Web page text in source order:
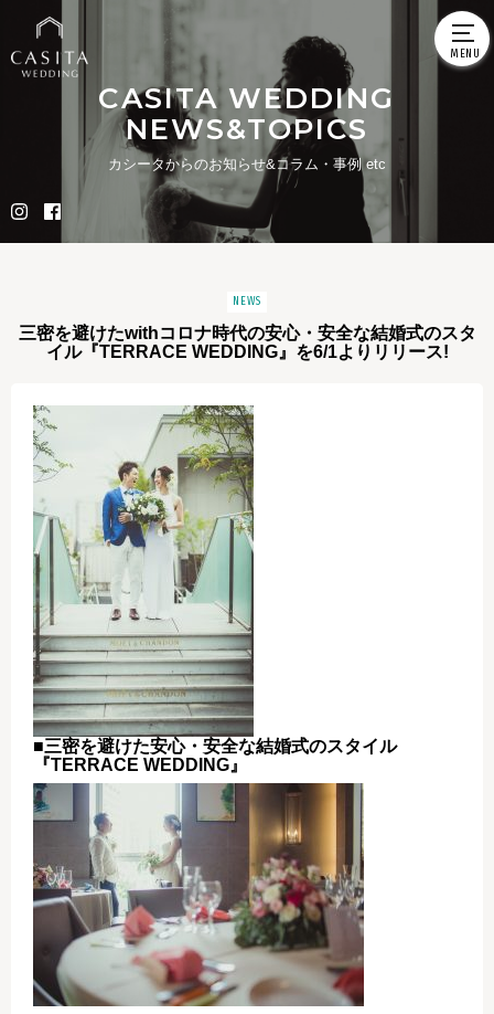
CASITA WEDDING
NEWS&TOPICS
カシータからのお知らせ&コラム・事例 etc
NEWS
三密を避けたwithコロナ時代の安心・安全な結婚式のスタ
イル『TERRACE WEDDING』を6/1よりリリース!
■三密を避けた安心・安全な結婚式のスタイル
『TERRACE WEDDING』